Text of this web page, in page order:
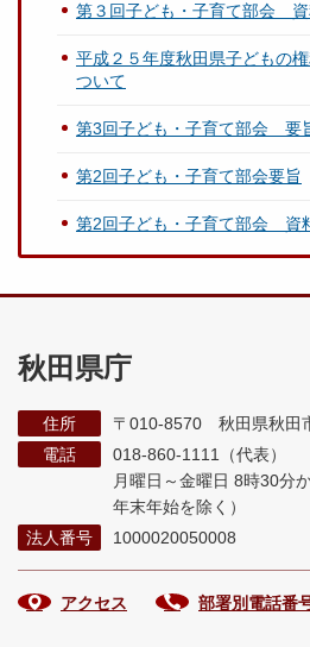
第３回子ども・子育て部会
平成２５年度秋田県子どもの
ついて
第3回子ども・子育て部会 要
第2回子ども・子育て部会要旨
第2回子ども・子育て部会 資
秋田県庁
住所
〒010-8570 秋田県秋田
電話
018-860-1111（代表）
月曜日～金曜日 8時30分
年末年始を除く）
法人番号
1000020050008
アクセス 部署別電話番